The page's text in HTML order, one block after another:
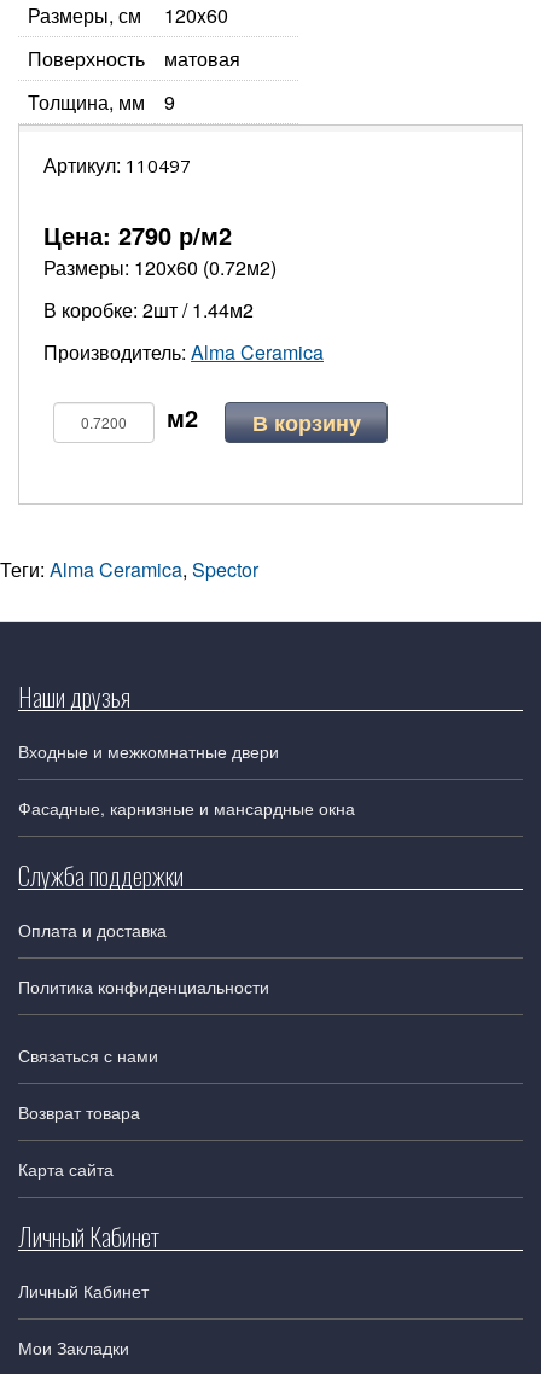
Размеры, см
120x60
Поверхность
матовая
Толщина, мм
9
Артикул: 110497
Цена: 2790 р/м2
Размеры: 120х60 (0.72м2)
В коробке: 2шт / 1.44м2
Производитель: Alma Ceramica
В корзину
Теги: Alma Ceramica, Spector
Наши друзья
Входные и межкомнатные двери
Фасадные, карнизные и мансардные окна
Служба поддержки
Оплата и доставка
Политика конфиденциальности
Связаться с нами
Возврат товара
Карта сайта
Личный Кабинет
Личный Кабинет
Мои Закладки